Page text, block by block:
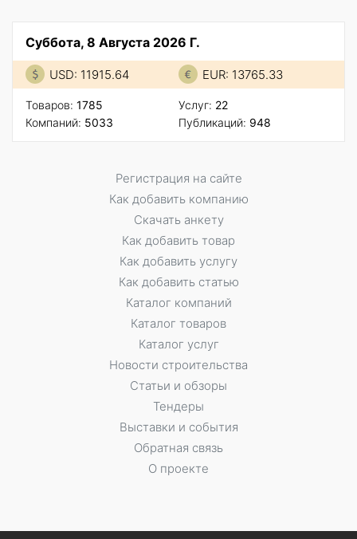
Суббота, 8 Августа 2026 Г.
USD: 11915.64 EUR: 13765.33
Товаров: 1785
Компаний: 5033
Услуг: 22
Публикаций: 948
Регистрация на сайте
Как добавить компанию
Скачать анкету
Как добавить товар
Как добавить услугу
Как добавить статью
Каталог компаний
Каталог товаров
Каталог услуг
Новости строительства
Статьи и обзоры
Тендеры
Выставки и события
Обратная связь
О проекте